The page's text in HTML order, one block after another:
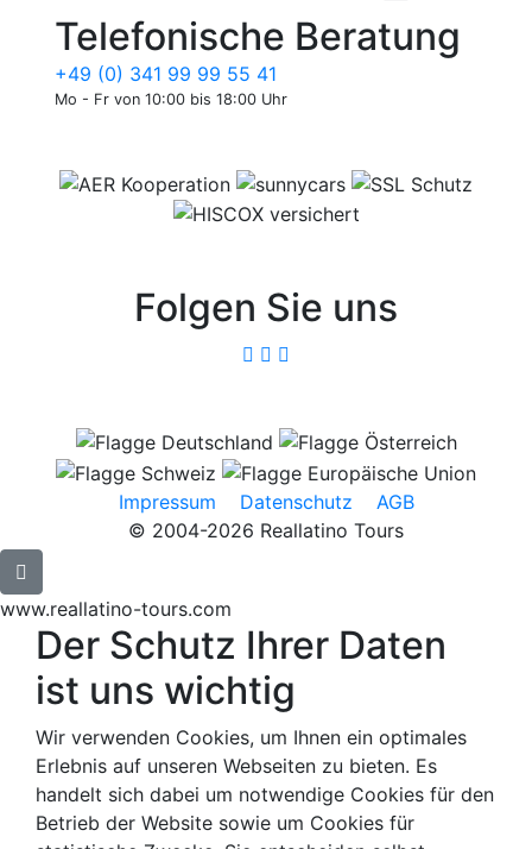
Telefonische Beratung
+49 (0) 341 99 99 55 41
Mo - Fr von 10:00 bis 18:00 Uhr
Folgen Sie uns
Impressum Datenschutz
AGB
© 2004-2026 Reallatino Tours
www.reallatino-tours.com
Der Schutz Ihrer Daten
ist uns wichtig
Wir verwenden Cookies, um Ihnen ein optimales
Erlebnis auf unseren Webseiten zu bieten. Es
handelt sich dabei um notwendige Cookies für den
Betrieb der Website sowie um Cookies für